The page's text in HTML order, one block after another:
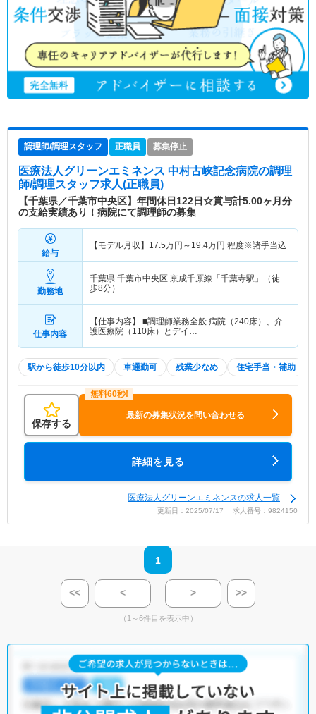
調理師/調理スタッフ 正職員 募集停止
医療法人グリーンエミネンス 中村古峡記念病院の調理
師/調理スタッフ求人(正職員)
【千葉県／千葉市中央区】年間休日122日☆賞与計5.00ヶ月分
の支給実績あり！病院にて調理師の募集
給与
【モデル月収】 17.5万円～ 19.4万円 程度※諸手当込
勤務地
千葉県 千葉市中央区 京成千原線「千葉寺駅」（徒
歩8分）
仕事内容
【仕事内容】 ■調理師業務全般 病院（240床）、介
護医療院（110床）とデイ…
駅から徒歩10分以内 車通勤可 残業少なめ 住宅手当・補助
保存する
最新の募集状況を問い合わせる
詳細を見る
医療法人グリーンエミネンスの求人一覧
更新日：2025/07/17 求人番号：9824150
1
<< < > >>
（1～6件目を表示中）